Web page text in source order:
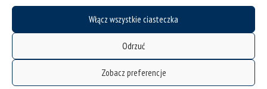
Włącz wszystkie ciasteczka
Odrzuć
Zobacz preferencje